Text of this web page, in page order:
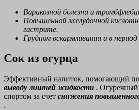
Варикозной болезни и
Повышенной желудочной
гастрите.
Грудном вскармливании и в
Сок из огурца
Эффективный напиток, помогающий
выводу лишней жидкости . Огуречный
спортом за счет снижения
.